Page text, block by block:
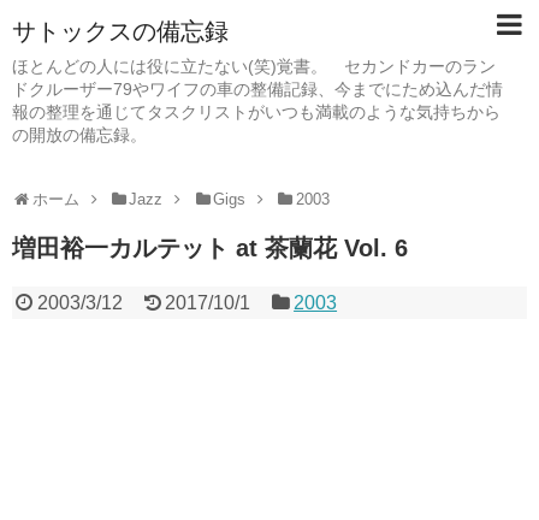
サトックスの備忘録
ほとんどの人には役に立たない(笑)覚書。 セカンドカーのラン
ドクルーザー79やワイフの車の整備記録、今までにため込んだ情
報の整理を通じてタスクリストがいつも満載のような気持ちから
の開放の備忘録。
ホーム Jazz Gigs 2003
増田裕一カルテット at 茶蘭花 Vol. 6
2003/3/12 2017/10/1 2003